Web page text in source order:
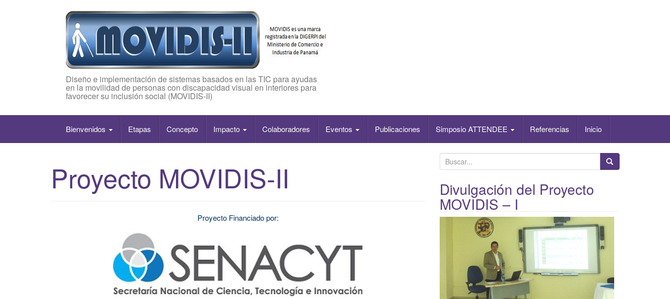
Diseño e implementación de sistemas basados en las TIC para ayudas
en la movilidad de personas con discapacidad visual en interiores para
favorecer su inclusión social (MOVIDIS-II)
Bienvenidos Etapas Concepto Impacto Colaboradores Eventos Publicaciones Simposio ATTENDEE Referencias Inicio
Proyecto MOVIDIS-II
Proyecto Financiado por:
u
s
c
a
Divulgación del Proyecto
MOVIDIS – I